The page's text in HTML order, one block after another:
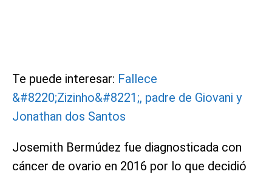
Te puede interesar: Fallece
&#8220;Zizinho&#8221;, padre de Giovani y
Jonathan dos Santos
Josemith Bermúdez fue diagnosticada con
cáncer de ovario en 2016 por lo que decidió